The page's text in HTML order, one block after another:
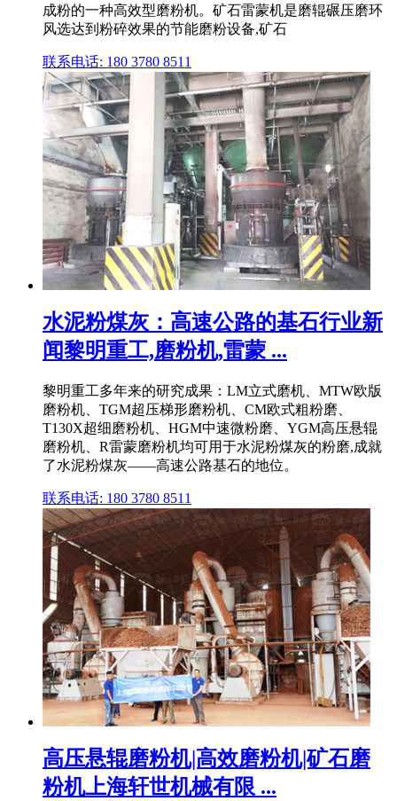
成粉的一种高效型磨粉机。矿石雷蒙机是磨辊碾压磨环
风选达到粉碎效果的节能磨粉设备,矿石
联系电话: 180 3780 8511
水泥粉煤灰：高速公路的基石行业新
闻黎明重工,磨粉机,雷蒙 ...
黎明重工多年来的研究成果：LM立式磨机、MTW欧版
磨粉机、TGM超压梯形磨粉机、CM欧式粗粉磨、
T130X超细磨粉机、HGM中速微粉磨、YGM高压悬辊
磨粉机、R雷蒙磨粉机均可用于水泥粉煤灰的粉磨,成就
了水泥粉煤灰——高速公路基石的地位。
联系电话: 180 3780 8511
高压悬辊磨粉机|高效磨粉机|矿石磨
粉机上海轩世机械有限 ...